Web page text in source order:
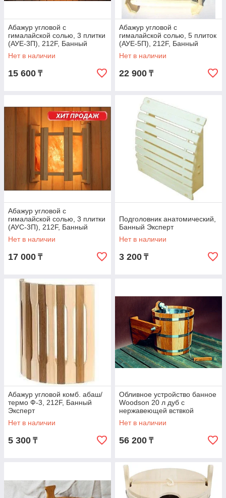
Абажур угловой с
гималайской солью, 3 плитки
(АУЕ-3П), 212F, Банный
Эксперт
Нет в наличии
15 600 ₸
Абажур угловой с
гималайской солью, 5 плиток
(АУЕ-5П), 212F, Банный
Эксперт
Нет в наличии
22 900 ₸
Абажур угловой с
гималайской солью, 3 плитки
(АУС-3П), 212F, Банный
Эксперт
Нет в наличии
17 000 ₸
Подголовник анатомический,
Банный Эксперт
Нет в наличии
3 200 ₸
Абажур угловой комб. абаш/
термо Ф-3, 212F, Банный
Эксперт
Нет в наличии
5 300 ₸
Обливное устройство банное
Woodson 20 л дуб с
нержавеющей вствкой
Нет в наличии
56 200 ₸